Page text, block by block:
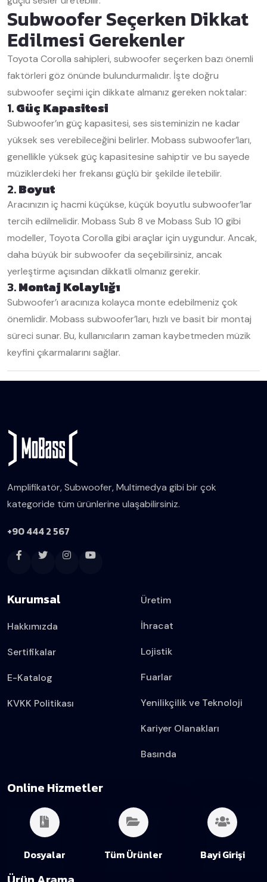
Subwoofer Seçerken Dikkat
Edilmesi Gerekenler
Toyota Corolla sahipleri, subwoofer seçerken bazı önemli
faktörleri göz önünde bulundurmalıdır. İşte doğru
subwoofer seçimi için dikkate almanız gereken noktalar:
1.Güç Kapasitesi
Subwoofer’ın güç kapasitesi, ses sisteminizin ne kadar
yüksek ses verebileceğini belirler. Mobass subwoofer’ları,
genellikle yüksek güç kapasitesine sahiptir ve bu sayede
müziklerdeki her frekansı güçlü bir şekilde iletebilir.
2.Boyut
Aracınızın iç hacmi küçükse, küçük boyutlu subwoofer’lar
tercih edilmelidir. Mobass Sub 8 ve Mobass Sub 10 gibi
modeller, Toyota Corolla gibi araçlar için uygundur. Ancak,
daha büyük bir subwoofer da seçebilirsiniz, ancak
yerleştirme açısından dikkatli olmanız gerekir.
3.Montaj Kolaylığı
Subwoofer’ı aracınıza kolayca monte edebilmeniz çok
önemlidir. Mobass subwoofer’ları, hızlı ve basit bir montaj
süreci sunar. Bu, kullanıcıların zaman kaybetmeden müzik
keyfini çıkarmalarını sağlar.
Amplifikatör, Subwoofer, Multimedya gibi bir çok
kategoride tüm ürünlerine ulaşabilirsiniz.
+90 444 2 567
Kurumsal
Hakkımızda
Sertifikalar
E-Katalog
KVKK Politikası
Üretim
İhracat
Lojistik
Fuarlar
Yenilikçilik ve Teknoloji
Kariyer Olanakları
Basında
Online Hizmetler
Dosyalar Tüm Ürünler Bayi Girişi